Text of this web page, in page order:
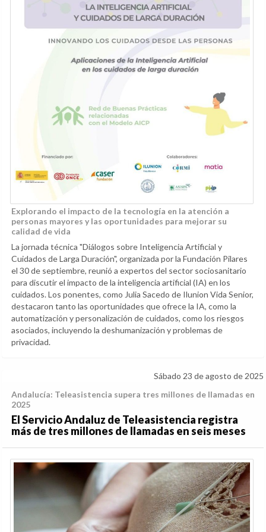
Explorando el impacto de la tecnología en la atención a
personas mayores y las oportunidades para mejorar su
calidad de vida
La jornada técnica "Diálogos sobre Inteligencia Artificial y
Cuidados de Larga Duración", organizada por la Fundación Pilares
el 30 de septiembre, reunió a expertos del sector sociosanitario
para discutir el impacto de la inteligencia artificial (IA) en los
cuidados. Los ponentes, como Julia Sacedo de Ilunion Vida Senior,
destacaron tanto las oportunidades que ofrece la IA, como la
automatización y personalización de cuidados, como los riesgos
asociados, incluyendo la deshumanización y problemas de
privacidad.
Sábado 23 de agosto de 2025
Andalucía: Teleasistencia supera tres millones de llamadas en
2025
El Servicio Andaluz de Teleasistencia registra
más de tres millones de llamadas en seis meses